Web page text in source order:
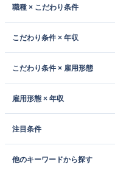
職種 × こだわり条件
こだわり条件 × 年収
こだわり条件 × 雇用形態
雇用形態 × 年収
注目条件
他のキーワードから探す